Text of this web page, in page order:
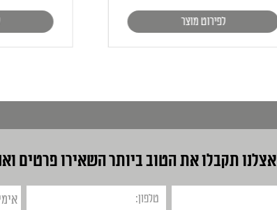
לפירוט מוצר
אצלנו תקבלו את הטוב ביותרהשאירו פרטים